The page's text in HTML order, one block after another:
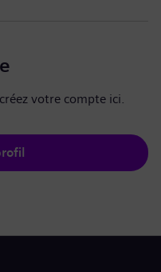
votre compte ici.